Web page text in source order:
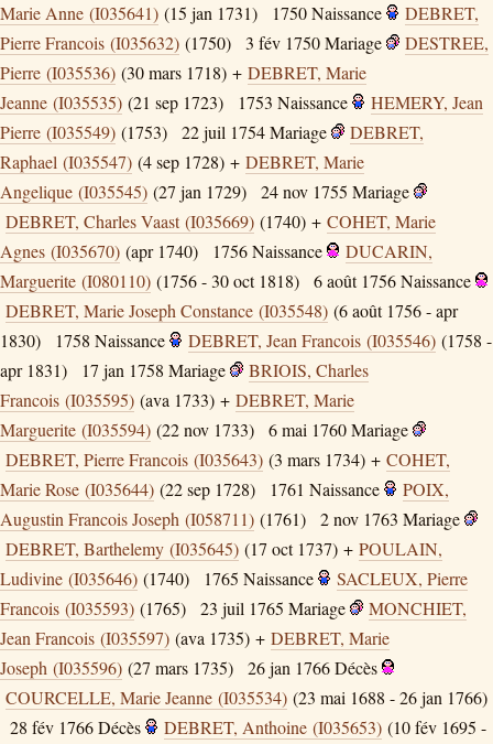
Marie Anne (I035641) (15 jan 1731) 1750Naissance
DEBRET,
Pierre Francois (I035632) (1750) 3 fév 1750Mariage
DESTREE,
Pierre (I035536) (30 mars 1718) + DEBRET, Marie
Jeanne (I035535) (21 sep 1723) 1753 Naissance
HEMERY, Jean
Pierre (I035549) (1753) 22 juil 1754Mariage
DEBRET,
Raphael (I035547) (4 sep 1728) + DEBRET, Marie
Angelique (I035545) (27 jan 1729) 24 nov 1755 Mariage
DEBRET, Charles Vaast (I035669) (1740) + COHET, Marie
Agnes (I035670) (apr 1740) 1756Naissance
DUCARIN,
Marguerite (I080110) (1756 - 30 oct 1818) 6 août 1756Naissance
DEBRET, Marie Joseph Constance (I035548) (6 août 1756 - apr
1830)
1758 Naissance DEBRET, Jean Francois (I035546) (1758 -
apr 1831)
17 jan 1758 Mariage
BRIOIS, Charles
Francois (I035595) (ava 1733) + DEBRET, Marie
Marguerite (I035594) (22 nov 1733) 6 mai 1760Mariage
DEBRET, Pierre Francois (I035643) (3 mars 1734) + COHET,
Marie Rose (I035644) (22 sep 1728) 1761 Naissance
POIX,
Augustin Francois Joseph (I058711) (1761) 2 nov 1763 Mariage
DEBRET, Barthelemy (I035645) (17 oct 1737) + POULAIN,
Ludivine (I035646) (1740) 1765 Naissance
SACLEUX, Pierre
Francois (I035593) (1765) 23 juil 1765 Mariage
MONCHIET,
Jean Francois (I035597) (ava 1735) + DEBRET, Marie
Joseph (I035596) (27 mars 1735) 26 jan 1766Décès
COURCELLE, Marie Jeanne (I035534) (23 mai 1688 - 26 jan 1766)
28 fév 1766Décès DEBRET, Anthoine (I035653) (10 fév 1695 -